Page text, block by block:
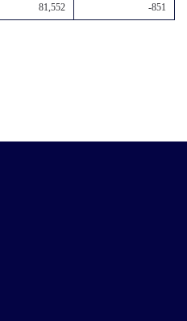
81,552 -851